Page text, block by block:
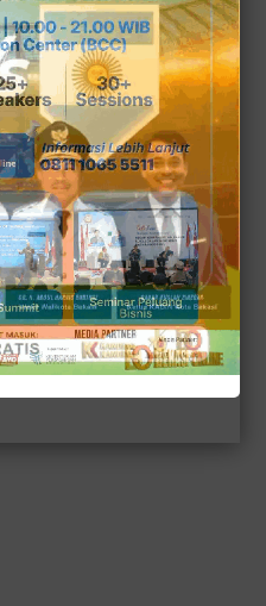
dengan satu keluarga
Karno. Mantan Pejabat
banyak anak cucu
tidak sedikit. Namun
ada beberapa yang
tinggi. Nah inilah
bagi keluarganya.